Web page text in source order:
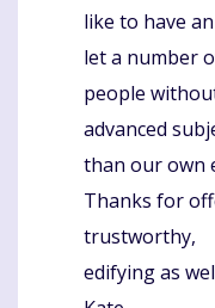
like to have
let a number
people
advanced
than our own
Thanks fоr
trustworthy,
edifying as